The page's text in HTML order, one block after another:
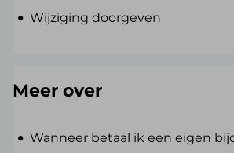
Wijziging doorgeven
Meer over
Wanneer betaal ik een eigen